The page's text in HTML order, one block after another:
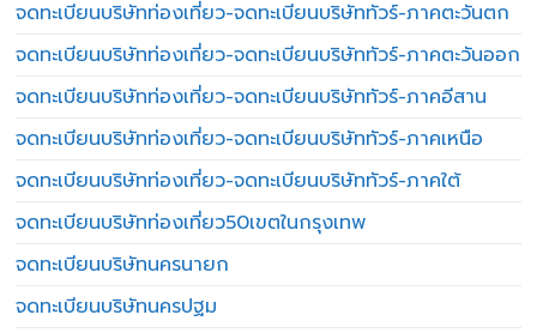
จดทะเบียนบริษัทท่องเที่ยว-จดทะเบียนบริษัททัวร์-ภาคตะวันตก
จดทะเบียนบริษัทท่องเที่ยว-จดทะเบียนบริษัททัวร์-ภาคตะวันออก
จดทะเบียนบริษัทท่องเที่ยว-จดทะเบียนบริษัททัวร์-ภาคอีสาน
จดทะเบียนบริษัทท่องเที่ยว-จดทะเบียนบริษัททัวร์-ภาคเหนือ
จดทะเบียนบริษัทท่องเที่ยว-จดทะเบียนบริษัททัวร์-ภาคใต้
จดทะเบียนบริษัทท่องเที่ยว50เขตในกรุงเทพ
จดทะเบียนบริษัทนครนายก
จดทะเบียนบริษัทนครปฐม